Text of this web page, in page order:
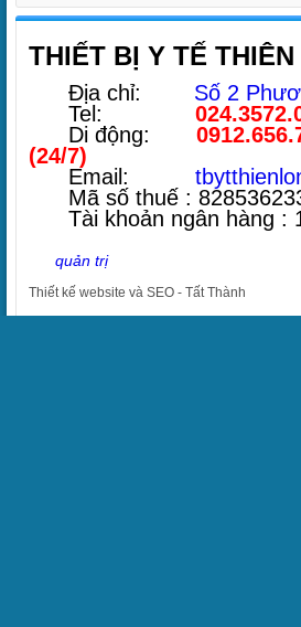
THIẾT BỊ Y TẾ
Địa chỉ: Số 2
Tel:
Di động:
(24/7)
Email:
Mã số thuế :
Tài khoản ngân hàng :
quản trị
Thiết kế website và SEO - Tất Thành